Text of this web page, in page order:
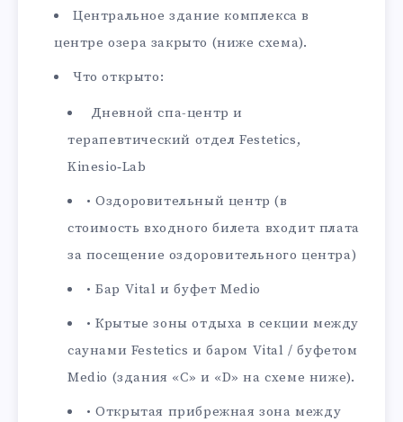
Центральное здание комплекса в
центре озера закрыто (ниже схема).
Что открыто:
Дневной спа-центр и
терапевтический отдел Festetics,
Kinesio‑Lab
• Оздоровительный центр (в
стоимость входного билета входит плата
за посещение оздоровительного центра)
• Бар Vital и буфет Medio
• Крытые зоны отдыха в секции между
саунами Festetics и баром Vital / буфетом
Medio (здания «C» и «D» на схеме ниже).
• Открытая прибрежная зона между